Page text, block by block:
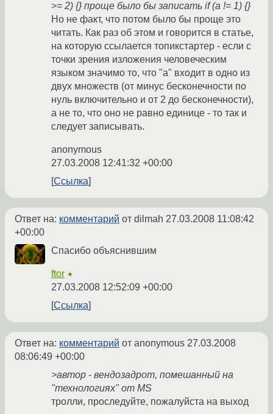
>= 2) {} проще было бы записать if (a != 1) {}
Но не факт, что потом было бы проще это
читать. Как раз об этом и говорится в статье,
на которую ссылается топикстартер - если с
точки зрения изложения человеческим
языком значимо то, что "а" входит в одно из
двух множеств (от минус бесконечности по
нуль включительно и от 2 до бесконечности),
а не то, что оно не равно единице - то так и
следует записывать.
anonymous
27.03.2008 12:41:32 +00:00
Ссылка
Ответ на: комментарий от dilmah 27.03.2008 11:08:42
+00:00
Спасибо объяснившим
ftor ★
27.03.2008 12:52:09 +00:00
Ссылка
Ответ на: комментарий от anonymous 27.03.2008
08:06:49 +00:00
>автор - вендозадрот, помешанный на
"технологиях" от MS
тролли, проследуйте, пожалуйста на выход